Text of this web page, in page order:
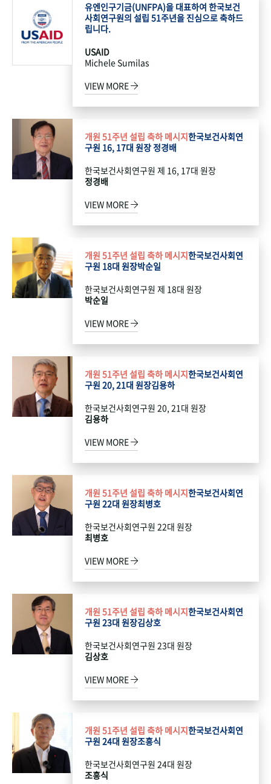
유엔인구기금(UNFPA)을 대표하여 한국보건
사회연구원의 설립 51주년을 진심으로 축하드
립니다.
USAID
Michele Sumilas
VIEW MORE
개원 51주년 설립 축하 메시지한국보건사회연
구원 16, 17대 원장 정경배
한국보건사회연구원 제 16, 17대 원장
정경배
VIEW MORE
개원 51주년 설립 축하 메시지한국보건사회연
구원 18대 원장박순일
한국보건사회연구원 제 18대 원장
박순일
VIEW MORE
개원 51주년 설립 축하 메시지한국보건사회연
구원 20, 21대 원장김용하
한국보건사회연구원 20, 21대 원장
김용하
VIEW MORE
개원 51주년 설립 축하 메시지한국보건사회연
구원 22대 원장최병호
한국보건사회연구원 22대 원장
최병호
VIEW MORE
개원 51주년 설립 축하 메시지한국보건사회연
구원 23대 원장김상호
한국보건사회연구원 23대 원장
김상호
VIEW MORE
개원 51주년 설립 축하 메시지한국보건사회연
구원 24대 원장조흥식
한국보건사회연구원 24대 원장
조흥식